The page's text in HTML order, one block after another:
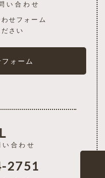
い合わせ
せフォーム
さい
ォーム
合わせ
2751